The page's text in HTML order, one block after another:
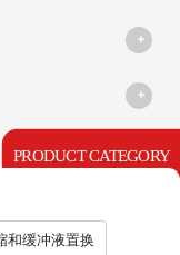
PRODUCT CATEGORY
和缓冲液置换